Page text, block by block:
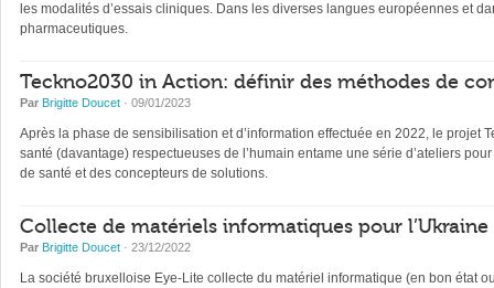
les modalités d’essais cliniques. Dans les diverses langues européennes et
pharmaceutiques.
Teckno2030 in Action: définir des méthodes de
Par Brigitte Doucet · 09/01/2023
Après la phase de sensibilisation et d’information effectuée en 2022, le projet
santé (davantage) respectueuses de l’humain entame une série d’ateliers
de santé et des concepteurs de solutions.
Collecte de matériels informatiques pour l’Ukraine
Par Brigitte Doucet · 23/12/2022
La société bruxelloise Eye-Lite collecte du matériel informatique (en bon état